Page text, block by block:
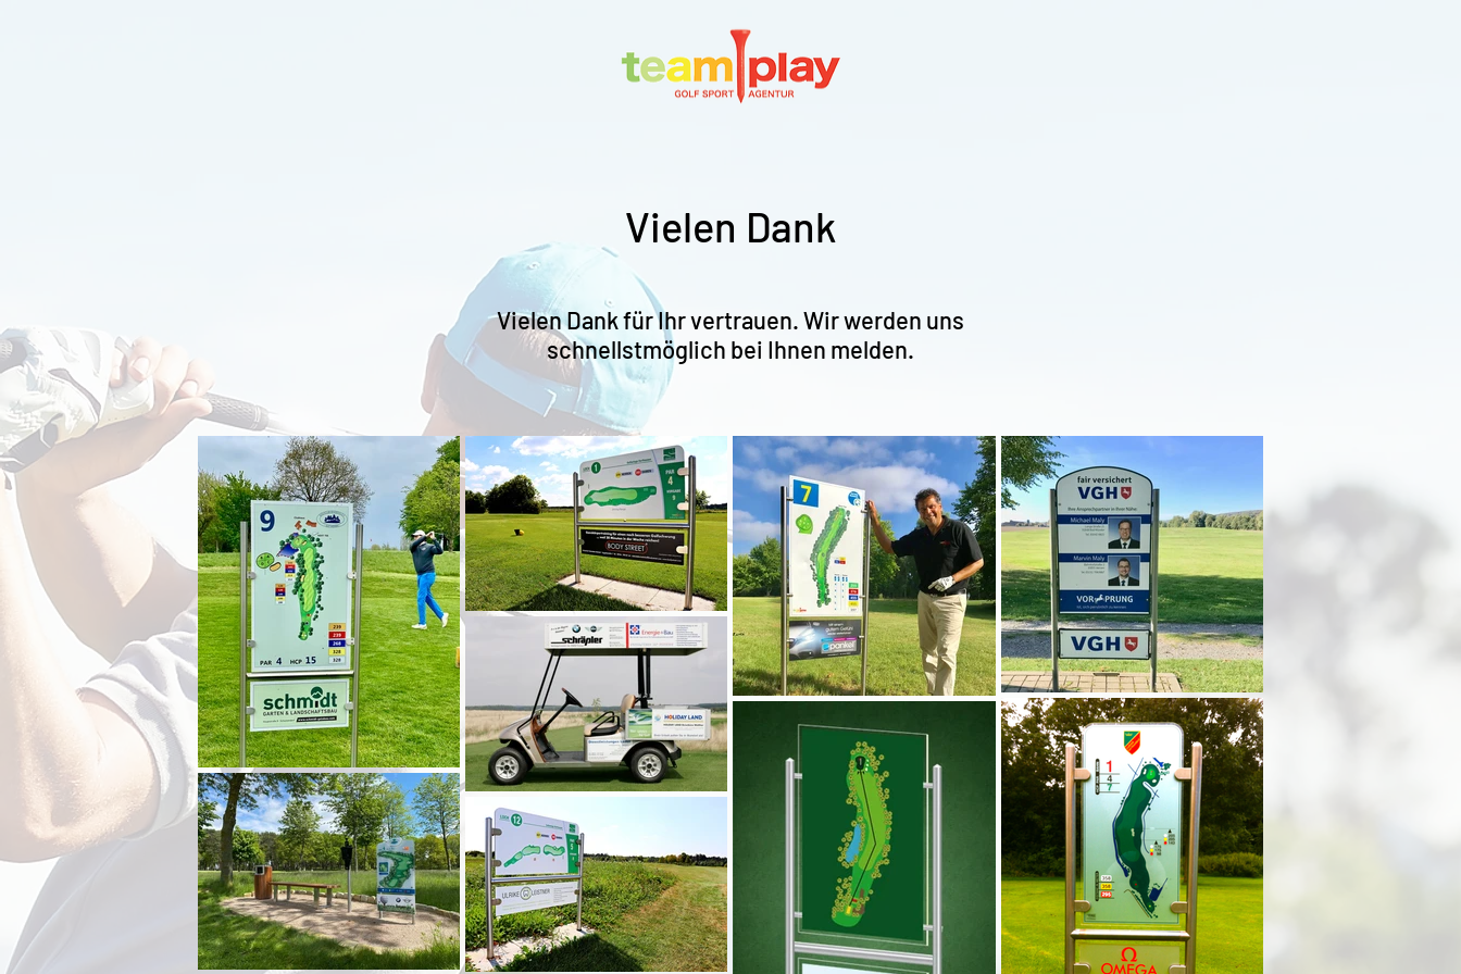
Vielen Dank
Vielen Dank für Ihr vertrauen. Wir werden uns
schnellstmöglich bei Ihnen melden.